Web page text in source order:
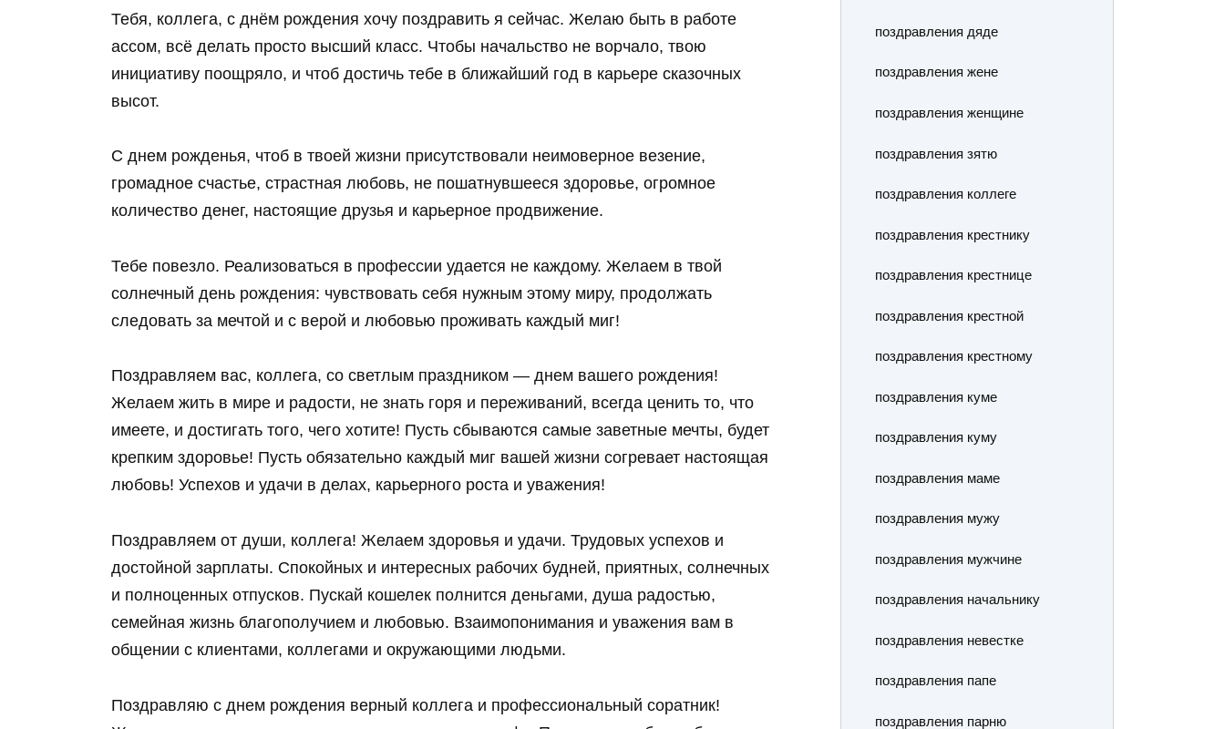
Тебя, коллега, с днём рождения хочу поздравить я сейчас. Желаю быть в работе
ассом, всё делать просто высший класс. Чтобы начальство не ворчало, твою
инициативу поощряло, и чтоб достичь тебе в ближайший год в карьере сказочных
высот.
С днем рожденья, чтоб в твоей жизни присутствовали неимоверное везение,
громадное счастье, страстная любовь, не пошатнувшееся здоровье, огромное
количество денег, настоящие друзья и карьерное продвижение.
Тебе повезло. Реализоваться в профессии удается не каждому. Желаем в твой
солнечный день рождения: чувствовать себя нужным этому миру, продолжать
следовать за мечтой и с верой и любовью проживать каждый миг!
Поздравляем вас, коллега, со светлым праздником — днем вашего рождения!
Желаем жить в мире и радости, не знать горя и переживаний, всегда ценить то, что
имеете, и достигать того, чего хотите! Пусть сбываются самые заветные мечты, будет
крепким здоровье! Пусть обязательно каждый миг вашей жизни согревает настоящая
любовь! Успехов и удачи в делах, карьерного роста и уважения!
Поздравляем от души, коллега! Желаем здоровья и удачи. Трудовых успехов и
достойной зарплаты. Спокойных и интересных рабочих будней, приятных, солнечных
и полноценных отпусков. Пускай кошелек полнится деньгами, душа радостью,
семейная жизнь благополучием и любовью. Взаимопонимания и уважения вам в
общении с клиентами, коллегами и окружающими людьми.
Поздравляю с днем рождения верный коллега и профессиональный соратник!
поздравления дяде
поздравления жене
поздравления женщине
поздравления зятю
поздравления коллеге
поздравления крестнику
поздравления крестнице
поздравления крестной
поздравления крестному
поздравления куме
поздравления куму
поздравления маме
поздравления мужу
поздравления мужчине
поздравления начальнику
поздравления невестке
поздравления папе
поздравления парню